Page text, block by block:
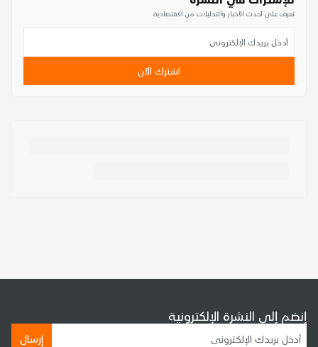
تعرف على أحدث الأخبار والتحليلات من الاقتصادية
اشترك الآن
إنضم إلى النشرة الإلكترونية
إرسال